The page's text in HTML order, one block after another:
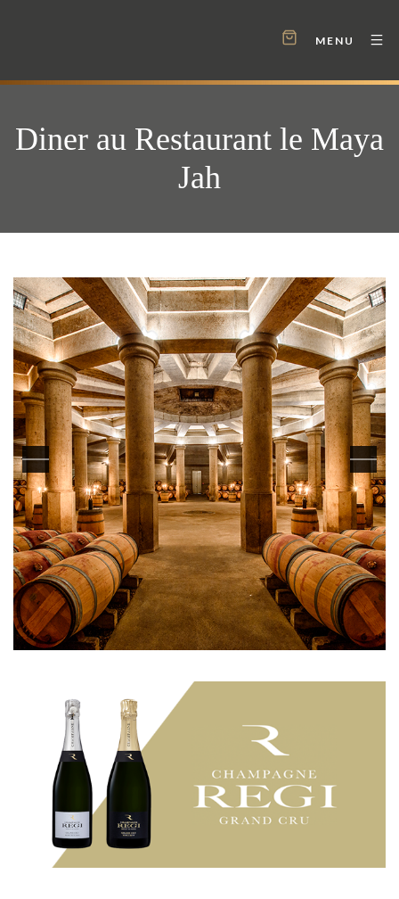
MENU
Diner au Restaurant le Maya
Jah